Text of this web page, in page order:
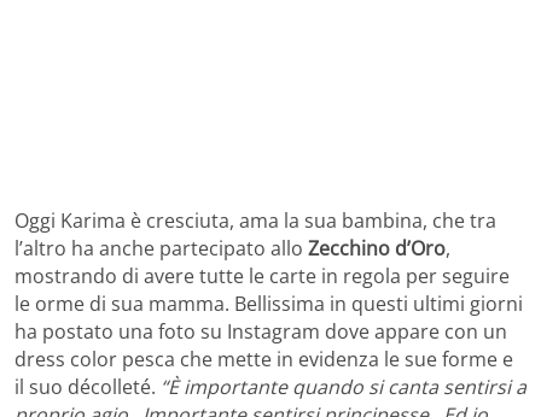
Oggi Karima è cresciuta, ama la sua bambina, che tra
l’altro ha anche partecipato allo Zecchino d’Oro,
mostrando di avere tutte le carte in regola per seguire
le orme di sua mamma. Bellissima in questi ultimi giorni
ha postato una foto su Instagram dove appare con un
dress color pesca che mette in evidenza le sue forme e
il suo décolleté. “È importante quando si canta sentirsi a